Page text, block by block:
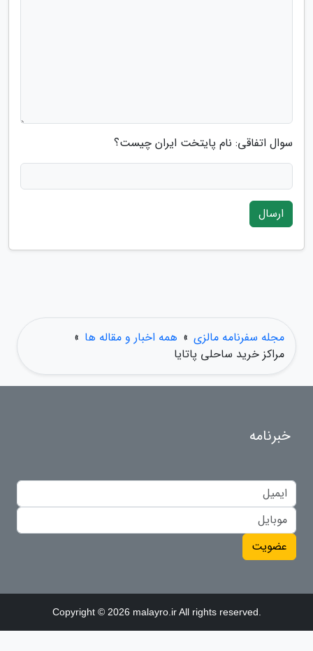
سوال اتفاقی: نام پایتخت ایران چیست؟
ارسال
مجله سفرنامه مالزی » همه اخبار و مقاله ها »
مراکز خرید ساحلی پاتایا
خبرنامه
عضویت
Copyright © 2026 malayro.ir All rights reserved.